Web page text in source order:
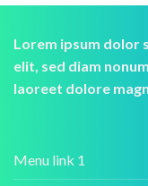
Lorem ipsum dolor
elit, sed diam
laoreet dolore
Menu link 1